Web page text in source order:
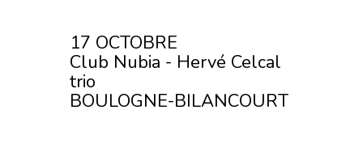
17 OCTOBRE
Club Nubia - Hervé Celcal
trio
BOULOGNE-BILANCOURT